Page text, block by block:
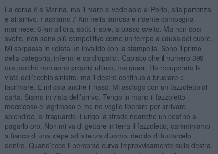
La corsa è a Marina, ma il mare si vede solo al Porto, alla partenza
e all’arrivo. Facciamo 7 Km nella famosa e ridente campagna
marinese: 6 km all’ora, sotto il sole, a passo svelto. Ma non così
svelto, non sono più competitivo come un tempo a causa del cuore.
Mi sorpassa in volata un invalido con la stampella. Sono il primo
della categoria, infermi e cardiopatici. Capisco che il numero 399
era perché non sono proprio ultimo, ma quasi. Ho recuperato la
vista dell’occhio sinistro, ma il destro continua a bruciare e
lacrimare. E mi cola anche il naso. Mi asciugo con un fazzoletto di
carta. Siamo in vista dell’arrivo. Tengo in mano il fazzoletto
moccicoso e lagrimoso e me ne voglio liberare per arrivare,
splendido, al traguardo. Lungo la strada neanche un cestino a
pagarlo oro. Non mi va di gettare in terra il fazzoletto, camminiamo
a fianco di una siepe ad altezza d’uomo, decido di buttarcelo
dentro. Quand’ecco il percorso curva improvvisamente sulla destra,